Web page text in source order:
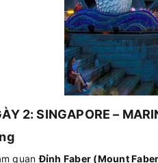
2: SINGAPORE –
quanĐỉnh Faber (Mount